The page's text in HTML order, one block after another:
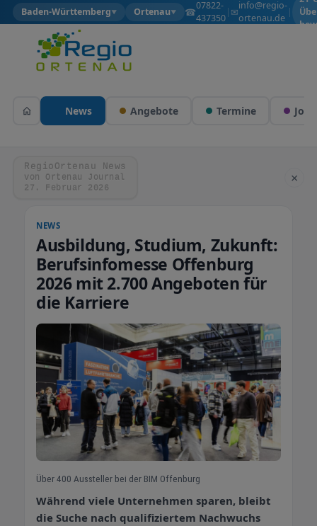
Baden-Württemberg▼ Ortenau▼ ☎07822-
437350
| ✉info@regio-
ortenau.de
|
News Angebote Termine Jobs
RegioOrtenau News
von Ortenau Journal
27. Februar 2026
×
NEWS
Ausbildung, Studium, Zukunft:
Berufsinfomesse Offenburg
2026 mit 2.700 Angeboten für
die Karriere
Über 400 Aussteller bei der BIM Offenburg
Während viele Unternehmen sparen, bleibt
die Suche nach qualifiziertem Nachwuchs